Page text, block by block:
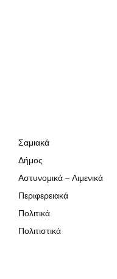
Σαμιακά
Δήμος
Αστυνομικά – Λιμενικά
Περιφερειακά
Πολιτικά
Πολιτιστικά